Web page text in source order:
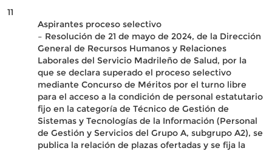
11
Aspirantes proceso selectivo
– Resolución de 21 de mayo de 2024, de la Dirección
General de Recursos Humanos y Relaciones
Laborales del Servicio Madrileño de Salud, por la
que se declara superado el proceso selectivo
mediante Concurso de Méritos por el turno libre
para el acceso a la condición de personal estatutario
fijo en la categoría de Técnico de Gestión de
Sistemas y Tecnologías de la Información (Personal
de Gestión y Servicios del Grupo A, subgrupo A2), se
publica la relación de plazas ofertadas y se fija la